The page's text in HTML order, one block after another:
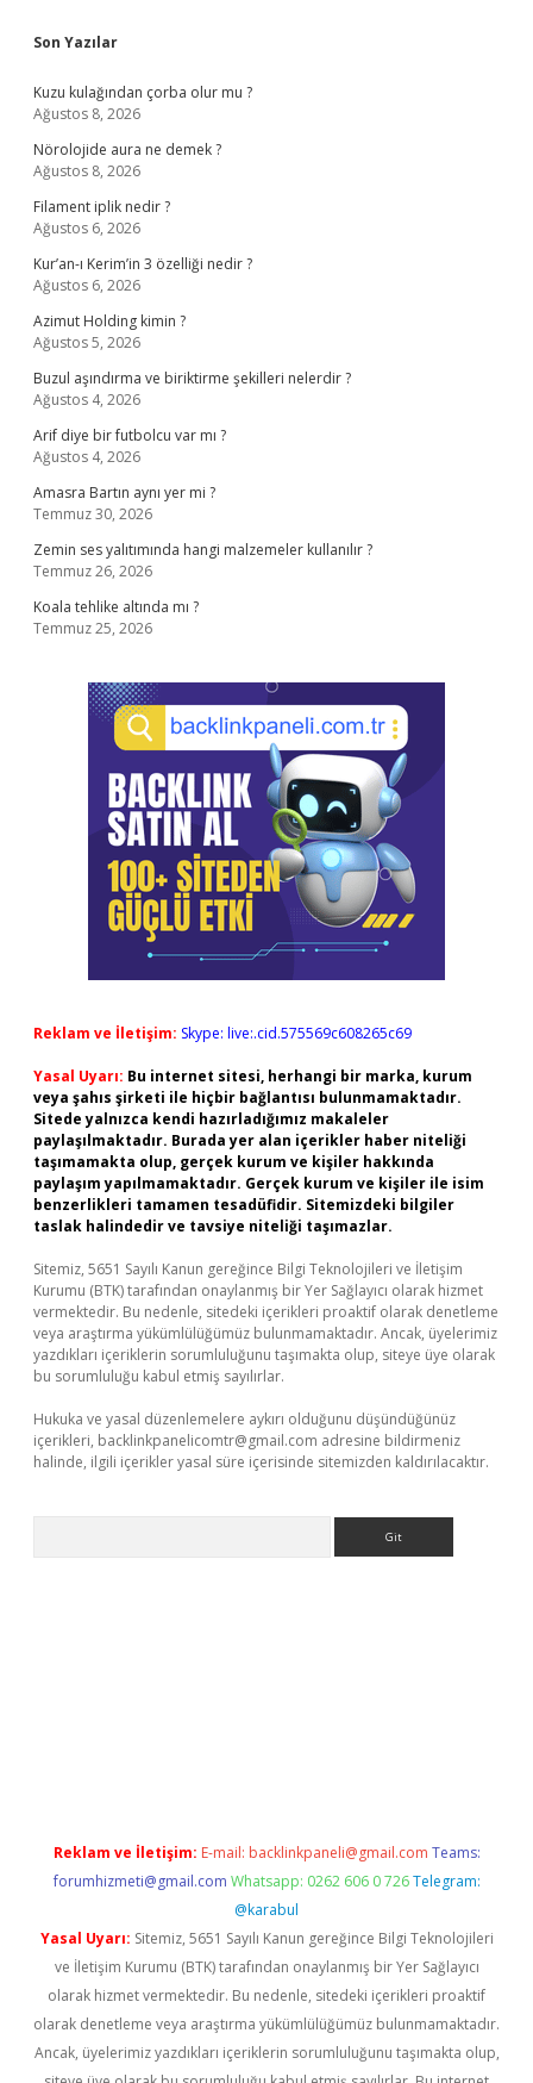
Sidebar
Son Yazılar
Kuzu kulağından çorba olur mu ?
Ağustos 8, 2026
Nörolojide aura ne demek ?
Ağustos 8, 2026
Filament iplik nedir ?
Ağustos 6, 2026
Kur’an-ı Kerim’in 3 özelliği nedir ?
Ağustos 6, 2026
Azimut Holding kimin ?
Ağustos 5, 2026
Buzul aşındırma ve biriktirme şekilleri nelerdir ?
Ağustos 4, 2026
Arif diye bir futbolcu var mı ?
Ağustos 4, 2026
Amasra Bartın aynı yer mi ?
Temmuz 30, 2026
Zemin ses yalıtımında hangi malzemeler kullanılır ?
Temmuz 26, 2026
Koala tehlike altında mı ?
Temmuz 25, 2026
Reklam ve İletişim: Skype: live:.cid.575569c608265c69
Yasal Uyarı: Bu internet sitesi, herhangi bir marka, kurum
veya şahıs şirketi ile hiçbir bağlantısı bulunmamaktadır.
Sitede yalnızca kendi hazırladığımız makaleler
paylaşılmaktadır. Burada yer alan içerikler haber niteliği
taşımamakta olup, gerçek kurum ve kişiler hakkında
paylaşım yapılmamaktadır. Gerçek kurum ve kişiler ile isim
benzerlikleri tamamen tesadüfidir. Sitemizdeki bilgiler
taslak halindedir ve tavsiye niteliği taşımazlar.
Sitemiz, 5651 Sayılı Kanun gereğince Bilgi Teknolojileri ve İletişim
Kurumu (BTK) tarafından onaylanmış bir Yer Sağlayıcı olarak hizmet
vermektedir. Bu nedenle, sitedeki içerikleri proaktif olarak denetleme
veya araştırma yükümlülüğümüz bulunmamaktadır. Ancak, üyelerimiz
yazdıkları içeriklerin sorumluluğunu taşımakta olup, siteye üye olarak
bu sorumluluğu kabul etmiş sayılırlar.
Hukuka ve yasal düzenlemelere aykırı olduğunu düşündüğünüz
içerikleri, backlinkpanelicomtr@gmail.com adresine bildirmeniz
halinde, ilgili içerikler yasal süre içerisinde sitemizden kaldırılacaktır.
Reklam ve İletişim: E-mail: backlinkpaneli@gmail.com Teams:
forumhizmeti@gmail.com Whatsapp: 0262 606 0 726 Telegram:
@karabul
Yasal Uyarı: Sitemiz, 5651 Sayılı Kanun gereğince Bilgi Teknolojileri
ve İletişim Kurumu (BTK) tarafından onaylanmış bir Yer Sağlayıcı
olarak hizmet vermektedir. Bu nedenle, sitedeki içerikleri proaktif
olarak denetleme veya araştırma yükümlülüğümüz bulunmamaktadır.
Ancak, üyelerimiz yazdıkları içeriklerin sorumluluğunu taşımakta olup,